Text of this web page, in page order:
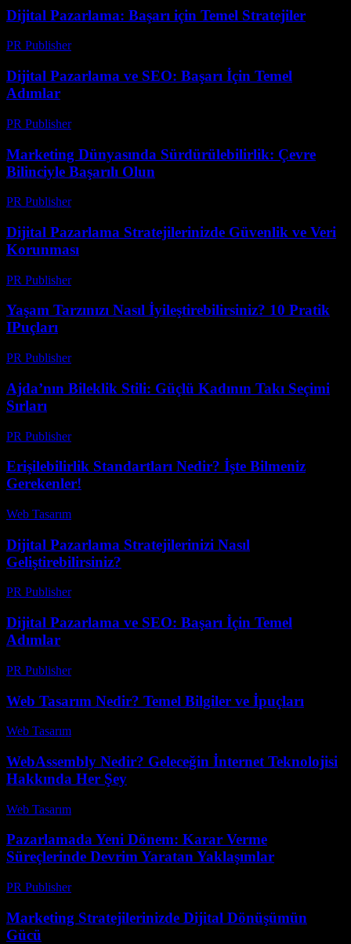
Dijital Pazarlama: Başarı için Temel Stratejiler
PR Publisher-
Dijital Pazarlama ve SEO: Başarı İçin Temel
Adımlar
PR Publisher-
Marketing Dünyasında Sürdürülebilirlik: Çevre
Bilinciyle Başarılı Olun
PR Publisher-
Dijital Pazarlama Stratejilerinizde Güvenlik ve Veri
Korunması
PR Publisher-
Yaşam Tarzınızı Nasıl İyileştirebilirsiniz? 10 Pratik
IPuçları
PR Publisher-
Ajda’nın Bileklik Stili: Güçlü Kadının Takı Seçimi
Sırları
PR Publisher-
Erişilebilirlik Standartları Nedir? İşte Bilmeniz
Gerekenler!
Web Tasarım
Dijital Pazarlama Stratejilerinizi Nasıl
Geliştirebilirsiniz?
PR Publisher-
Dijital Pazarlama ve SEO: Başarı İçin Temel
Adımlar
PR Publisher-
Web Tasarım Nedir? Temel Bilgiler ve İpuçları
Web Tasarım
WebAssembly Nedir? Geleceğin İnternet Teknolojisi
Hakkında Her Şey
Web Tasarım
Pazarlamada Yeni Dönem: Karar Verme
Süreçlerinde Devrim Yaratan Yaklaşımlar
PR Publisher-
Marketing Stratejilerinizde Dijital Dönüşümün
Gücü